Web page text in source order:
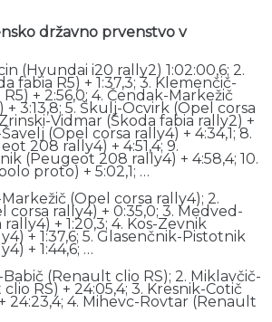
državno prvenstvo v
(Hyundai i20 rally2) 1:02:00,6; 2.
fabia R5) + 1:37,3; 3. Klemenčič-
+ 2:56,0; 4. Čendak-Markežič
3:13,8; 5. Škulj-Ocvirk (Opel corsa
Vidmar (Škoda fabia rally2) +
(Opel corsa rally4) + 4:34,1; 8.
208 rally4) + 4:51,4; 9.
(Peugeot 208 rally4) + 4:58,4; 10.
proto) + 5:02,1; …
(Opel corsa rally4); 2.
corsa rally4) + 0:35,0; 3. Medved-
+ 1:20,3; 4. Kos-Zevnik
+ 1:37,6; 5. Glasenčnik-Pistotnik
+ 1:44,6; …
(Renault clio RS); 2. Miklavčič-
RS) + 24:05,4; 3. Kresnik-Cotič
24:23,4; 4. Mihevc-Rovtar (Renault